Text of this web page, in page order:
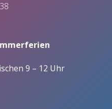
9 – 12 Uhr